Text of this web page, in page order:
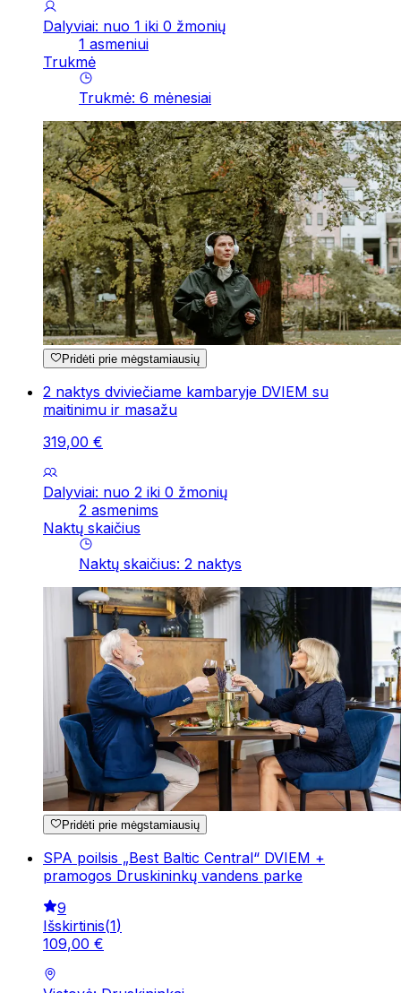
Dalyviai: nuo 1 iki 0 žmonių
1 asmeniui
Trukmė
Trukmė: 6 mėnesiai
Pridėti prie mėgstamiausių
2 naktys dviviečiame kambaryje DVIEM su
maitinimu ir masažu
319,00 €
Dalyviai: nuo 2 iki 0 žmonių
2 asmenims
Naktų skaičius
Naktų skaičius: 2 naktys
Pridėti prie mėgstamiausių
SPA poilsis „Best Baltic Central“ DVIEM +
pramogos Druskininkų vandens parke
9
Išskirtinis(1)
109,00 €